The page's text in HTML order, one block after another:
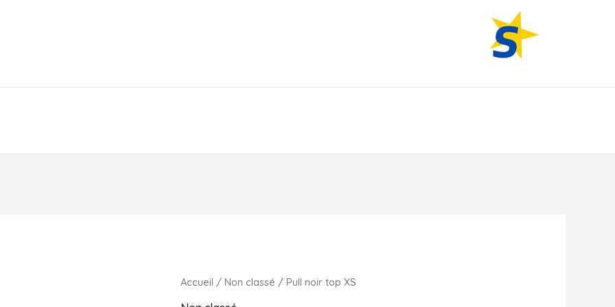
Accueil /Non classé / Pull noir top XS